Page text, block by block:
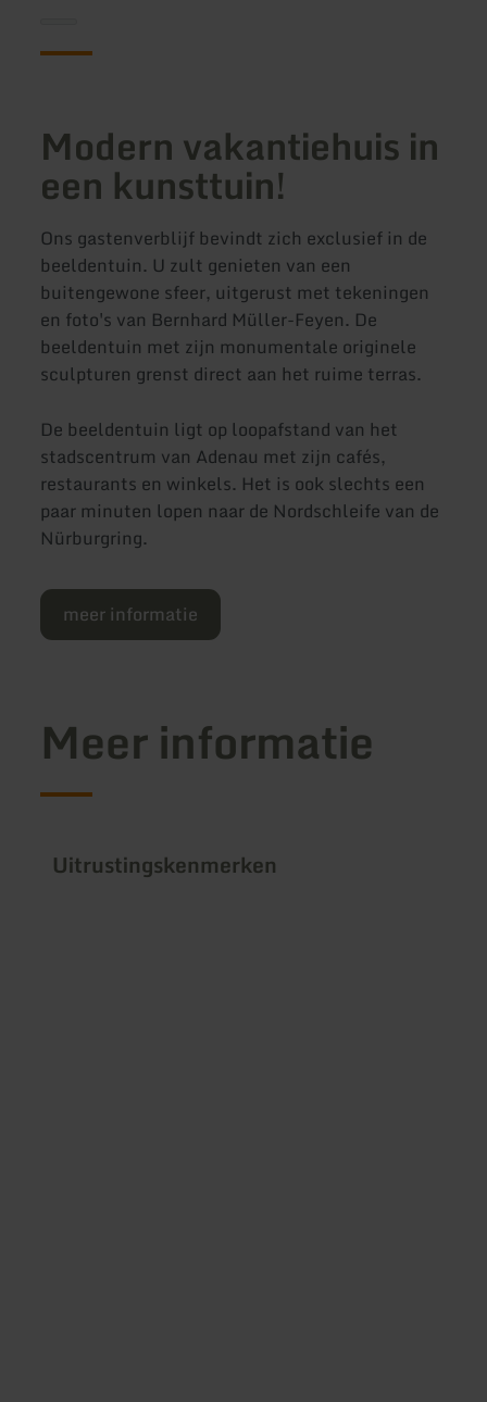
Modern vakantiehuis in
een kunsttuin!
Ons gastenverblijf bevindt zich exclusief in de
beeldentuin. U zult genieten van een
buitengewone sfeer, uitgerust met tekeningen
en foto's van Bernhard Müller-Feyen. De
beeldentuin met zijn monumentale originele
sculpturen grenst direct aan het ruime terras.
De beeldentuin ligt op loopafstand van het
stadscentrum van Adenau met zijn cafés,
restaurants en winkels. Het is ook slechts een
paar minuten lopen naar de Nordschleife van de
Nürburgring.
meer informatie
Meer informatie
Uitrustingskenmerken